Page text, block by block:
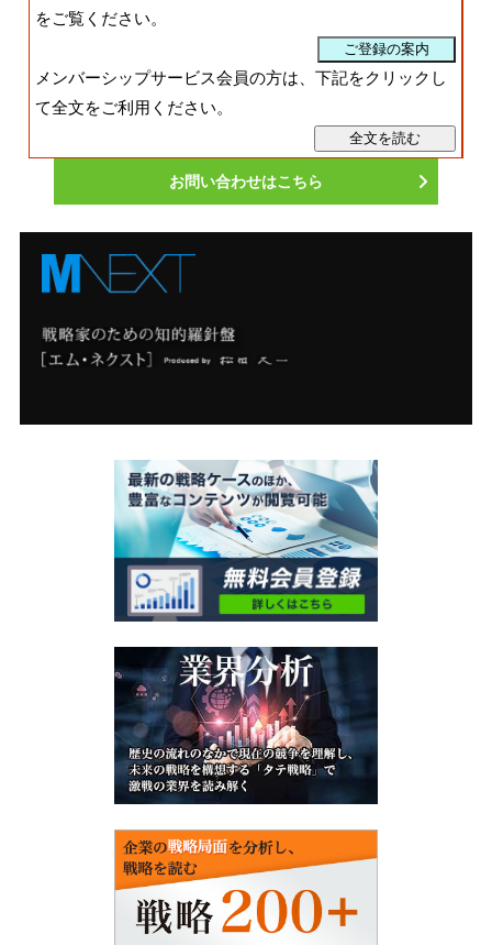
をご覧ください。
メンバーシップサービス会員の方は、下記をクリックし
て全文をご利用ください。
お問い合わせはこちら